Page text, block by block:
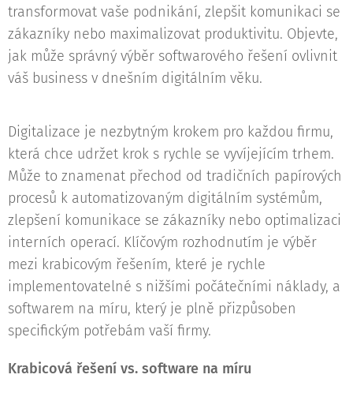
transformovat vaše podnikání, zlepšit komunikaci se
zákazníky nebo maximalizovat produktivitu. Objevte,
jak může správný výběr softwarového řešení ovlivnit
váš business v dnešním digitálním věku.
Digitalizace je nezbytným krokem pro každou firmu,
která chce udržet krok s rychle se vyvíjejícím trhem.
Může to znamenat přechod od tradičních papírových
procesů k automatizovaným digitálním systémům,
zlepšení komunikace se zákazníky nebo optimalizaci
interních operací. Klíčovým rozhodnutím je výběr
mezi krabicovým řešením, které je rychle
implementovatelné s nižšími počátečními náklady, a
softwarem na míru, který je plně přizpůsoben
specifickým potřebám vaší firmy.
Krabicová řešení vs. software na míru